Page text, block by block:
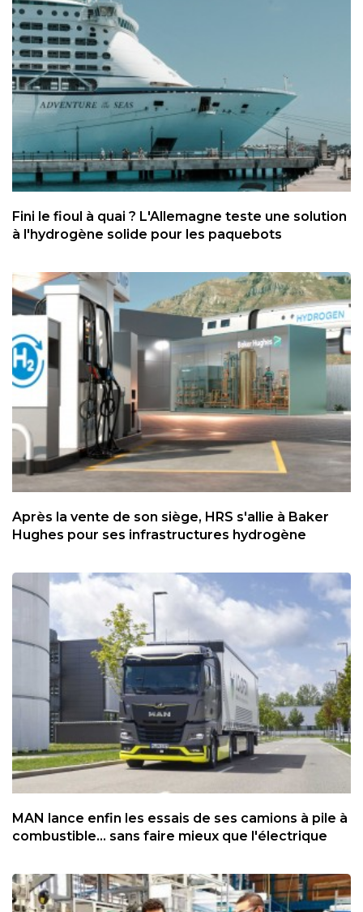
Fini le fioul à quai ? L'Allemagne teste une solution
à l'hydrogène solide pour les paquebots
Après la vente de son siège, HRS s'allie à Baker
Hughes pour ses infrastructures hydrogène
MAN lance enfin les essais de ses camions à pile à
combustible... sans faire mieux que l'électrique